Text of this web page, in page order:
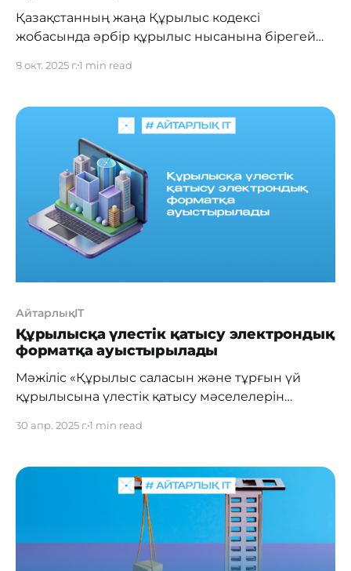
Қазақстанның жаңа Құрылыс кодексі
жобасында әрбір құрылыс нысанына бірегей
қарастырылған. Бұл туралы Мәжілістің жалпы
министрі Ерсайын Нағаспанов хабарлады.
Министрдің айтуынша, бірегей нөмір
ғимараттар үшін ИИН-нің баламасы іспеттес
болады. Ол нысанның бүкіл өмірлік циклін:
жоспарлау мен сараптамадан бастап құрылысқа
және кейінгі пайдалануға дейін
8 окт. 2025 г.1 min read
АйтарлықIT
Құрылысқа үлестік қатысу электрондық
форматқа ауыстырылады
Мәжіліс «Құрылыс саласын және тұрғын үй
құрылысына үлестік қатысу мәселелерін
актілерге өзгерістер мен толықтырулар енгізу
қабылдады. Құжат негізгі өзгерістерді көздейді:
процестерді цифрландыру, үлескерлердің
қаражатын тарту ережелерін қатаңдату және
құрылыс салушыларға қойылатын талаптарды
жеңілдету. Электрондық шарттар мен бірыңғай
есеп жүйесі Негізгі жаңалықтардың
30 апр. 2025 г.1 min read